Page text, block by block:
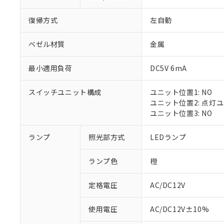
復帰方式 左自動
ベゼル材質 金属
最小適用負荷 DC5V 6mA
スイッチユニット構成
ユニット位置1: NO
ユニット位置2: 点灯
ユニット位置3: NO
ランプ 照光部方式 LEDランプ
ランプ色 橙
定格電圧 AC/DC12V
使用電圧 AC/DC12V±10%
ご利用条件
※1 対応状況
調査・確認中：
非該当品：ライセ
仕入先様の事情に
があります。
※1 中国